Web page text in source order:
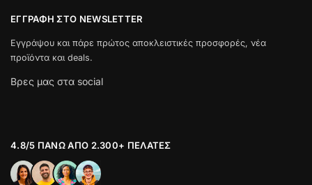
ΕΓΓΡΑΦΉ ΣΤΟ NEWSLETTER
Εγγράψου και πάρε πρώτος αποκλειστικές προσφορές, νέα
προϊόντα και deals.
Βρες μας στα social
4.8/5 ΠΆΝΩ ΑΠΌ 2.300+ ΠΕΛΆΤΕΣ